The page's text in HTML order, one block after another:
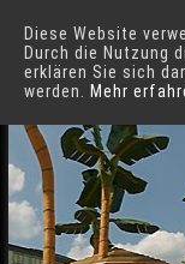
Diese Website
Durch die Nutzung
erklären Sie sich
werden.
Mehr
HafenCity